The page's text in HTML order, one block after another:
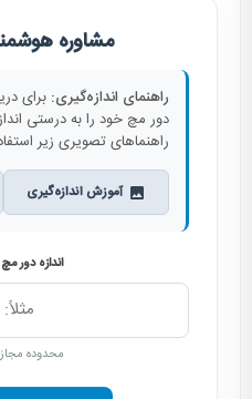
مشاوره
راهنمای اندازه‌گیری: برای
دور مچ خود را به درستی
راهنماهای تصویری زیر
آموزش اندازه‌گیری
اندازه دور
محدوده مجاز: ۱۰۰ تا